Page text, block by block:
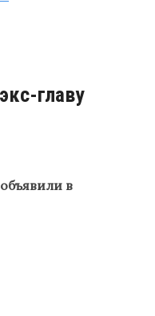
главу
в